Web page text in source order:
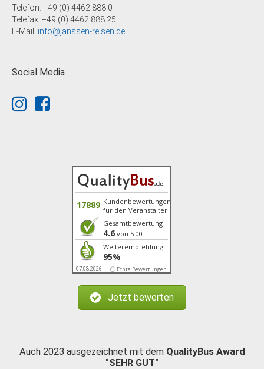
Telefon: +49 (0) 4462 888 0
Telefax: +49 (0) 4462 888 25
E-Mail: info@janssen-reisen.de
Social Media
17889 Kundenbewertungen
für den Veranstalter
Gesamtbewertung
4.6 von 5.00
Weiterempfehlung
95%
07.08.2026 ⓘ Echte Bewertungen
Jetzt bewerten
Auch 2023 ausgezeichnet mit dem QualityBus Award
"SEHR GUT"